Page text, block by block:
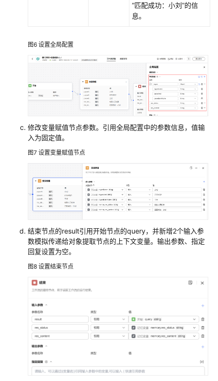
“匹配成功：小刘”的信
息。
图6 设置全局配置
修改变量赋值节点参数。引用全局配置中的参数信息，值输
入为固定值。
图7 设置变量赋值节点
结束节点的result引用开始节点的query，并新增2个输入参
数模拟传递给对象提取节点的上下文变量。输出参数、指定
回复设置为空。
图8 设置结束节点